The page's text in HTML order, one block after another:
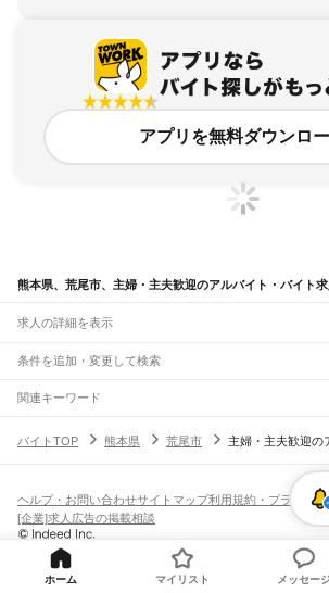
アプリを無料ダウンロ
熊本県、荒尾市、主婦・主夫歓迎のアルバイト・バイト
求人の詳細を表示
条件を追加・変更して検索
市区町村を追加・変更
熊本県すべて
八代市人吉市荒尾市水俣市玉名市山鹿市菊池市 宇
天草市合志市植木町 阿蘇郡上
駅を追加・変更
荒尾駅 南荒尾駅 長洲駅 大野下駅 玉名駅肥後伊倉駅 木葉駅
崇城大学前駅上熊本駅熊本駅西熊本駅川尻駅富合駅 宇
千丁駅新八代駅八代駅
阿蘇高原線
熊本駅平成駅 新水前寺駅 東海学園前
飲食・フードサービス
飲食・フードサービス
ホールスタッフ
パン屋（ベーカリー）
フードカウンター販売員
バー（
飲食店補助（開店・閉店準備）
飲食店（店長・マネー
営業・販売
特徴を追加・変更
人気
日払いOK
学生歓迎 髪型・髪色自
ピアスOK
オープニングスタッフ
留学生・
雇用形態を追加・変更
アルバイト・パート
都道府県を変更
関連キーワード
熊本県 熊本市 主婦・主夫歓迎 接客 熊本県 主婦・主夫
バイトTOP 熊本県 荒尾市 主婦・主夫歓迎の
ヘルプ・お問い合わせサイトマップ利用規約・プライバ
[企業]求人広告の掲載相談
ホーム マイリスト メッセー